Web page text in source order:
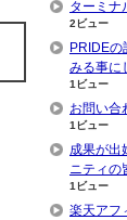
ターミナ
2ビュー
PRIDEの
みる事に
1ビュー
お問い合
1ビュー
成果が出
ニティの
1ビュー
楽天アフ